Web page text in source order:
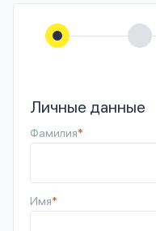
Личные данные
Фамилия*
Имя*